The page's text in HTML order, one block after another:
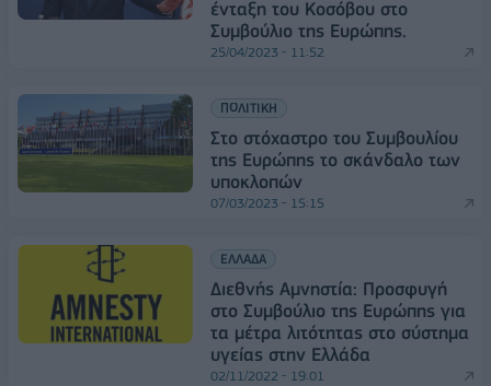
ένταξη του Κοσόβου στο
Συμβούλιο της Ευρώπης.
25/04/2023 - 11:52
ΠΟΛΙΤΙΚΗ
Στο στόχαστρο του Συμβουλίου
της Ευρώπης το σκάνδαλο των
υποκλοπών
07/03/2023 - 15:15
ΕΛΛΑΔΑ
Διεθνής Αμνηστία: Προσφυγή
στο Συμβούλιο της Ευρώπης για
τα μέτρα λιτότητας στο σύστημα
υγείας στην Ελλάδα
02/11/2022 - 19:01